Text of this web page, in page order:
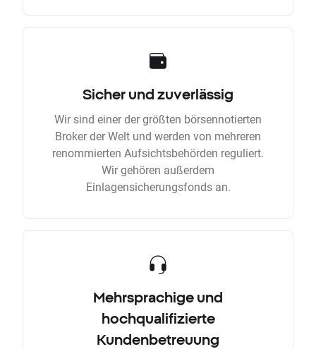
Sicher und zuverlässig
Wir sind einer der größten börsennotierten
Broker der Welt und werden von mehreren
renommierten Aufsichtsbehörden reguliert.
Wir gehören außerdem
Einlagensicherungsfonds an.
Mehrsprachige und
hochqualifizierte
Kundenbetreuung